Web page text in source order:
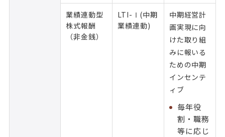
業績連動型
株式報酬
（非金銭）
LTI-Ⅰ(中期
業績連動)
中期経営計
画実現に向
けた取り組
みに報いる
ための中期
インセンテ
ィブ
毎年役
割・職務
等に応じ